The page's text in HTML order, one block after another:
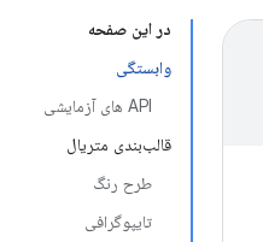
در این صفحه
وابستگی
API های آزمایشی
قالب‌بندی متریال
طرح رنگ
تایپوگرافی